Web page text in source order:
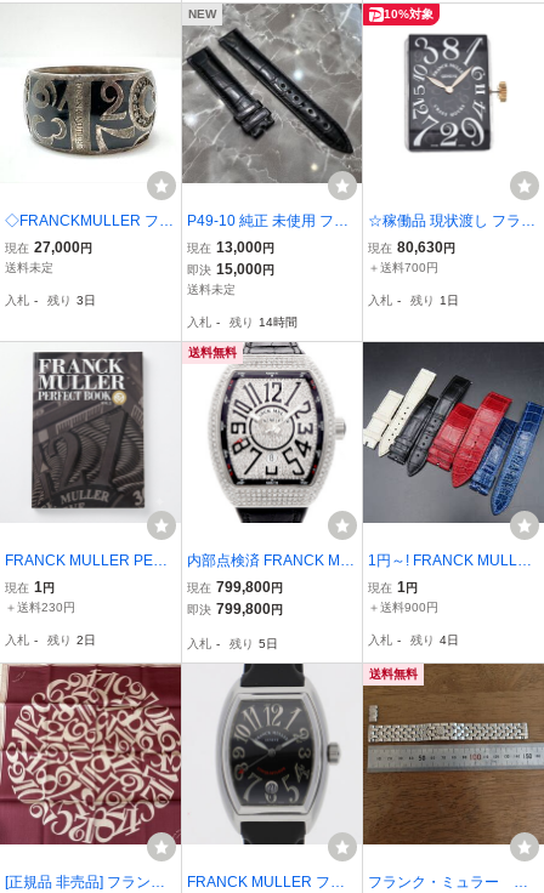
時計 I#147639
◇FRANCKMULLER フラ
ンクミュラー リング 指輪
タリスマン シルバー ブラ
3.6g メンズ レディース
現在 27,000円
送料未定
入札 - 残り 3日
NEW
P49-10 純正 未使用 フラ
ンク ミュラー クロコ ア
リゲーター レザー ベルト
バンド ストラップ ブラッ
R 18mm 16mm
現在 13,000円
即決 15,000円
送料未定
入札 - 残り 14時間
10%対象
☆稼働品 現状渡し フラン
クミュラー Cal.2800 自動
巻き ムーブメント Z#B31
現在 80,630円
＋送料700円
入札 - 残り 1日
FRANCK MULLER PERF
ECT BOOK Vol.2 フラン
ク・ミュラー ブック
現在 1円
＋送料230円
入札 - 残り 2日
送料無料
内部点検済 FRANCK MU
LLER フランクミュラー
ヴァンガード ダイヤベゼ
ド アフターダイヤ メンズ
自動巻き
現在 799,800円
即決 799,800円
入札 - 残り 5日
1円～! FRANCK MULLER
フランクミュラー 純正革
ブレス まとめ売り 4点セ
ス 腕時計 パーツ ベルト F
TTVJ041
現在 1円
＋送料900円
入札 - 残り 4日
[正規品 非売品] フランク
FRANCK MULLER フラ
送料無料
フランク・ミュラー ト